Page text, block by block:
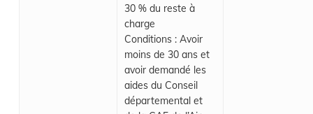
30 % du reste à
charge
Conditions : Avoir
moins de 30 ans et
avoir demandé les
aides du Conseil
départemental et